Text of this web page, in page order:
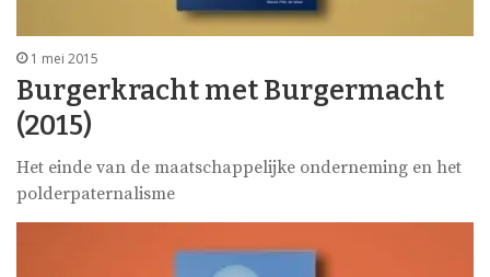
1 mei 2015
Burgerkracht met Burgermacht
(2015)
Het einde van de maatschappelijke onderneming en het
polderpaternalisme